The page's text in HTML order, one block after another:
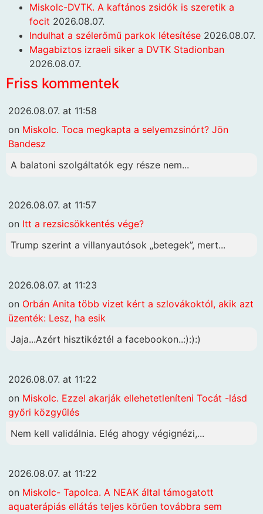
Miskolc-DVTK. A kaftános zsidók is szeretik a
focit 2026.08.07.
Indulhat a szélerőmű parkok létesítése 2026.08.07.
Magabiztos izraeli siker a DVTK Stadionban
2026.08.07.
Friss kommentek
2026.08.07. at 11:58
on Miskolc. Toca megkapta a selyemzsinórt? Jön
Bandesz
A balatoni szolgáltatók egy része nem...
2026.08.07. at 11:57
on Itt a rezsicsökkentés vége?
Trump szerint a villanyautósok „betegek”, mert...
2026.08.07. at 11:23
on Orbán Anita több vizet kért a szlovákoktól, akik azt
üzenték: Lesz, ha esik
Jaja...Azért hisztikéztél a facebookon..:):):)
2026.08.07. at 11:22
on Miskolc. Ezzel akarják ellehetetleníteni Tocát -lásd
győri közgyűlés
Nem kell validálnia. Elég ahogy végignézi,...
2026.08.07. at 11:22
on Miskolc- Tapolca. A NEAK által támogatott
aquaterápiás ellátás teljes körűen továbbra sem